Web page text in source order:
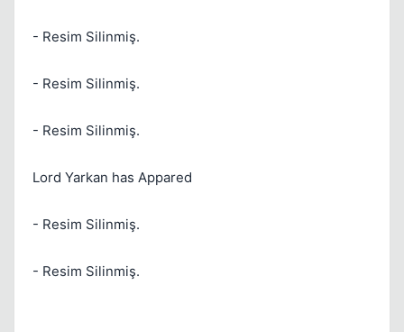
- Resim Silinmiş.
- Resim Silinmiş.
- Resim Silinmiş.
Lord Yarkan has Appared
- Resim Silinmiş.
- Resim Silinmiş.